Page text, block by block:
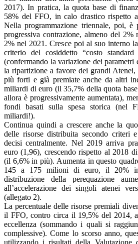
2017). In pratica, la quota base di
58% del FFO, in calo drastico rispetto
Nella programmazione triennale, poi, è
progressiva contrazione, almeno del
2% nel 2021. Cresce poi al suo interno
criterio del cosiddetto “costo
(confermando la variazione dei parametri
la ripartizione a favore dei grandi
più forti e già premiate anche da altri
miliardi di euro (il 35,7% della quota
allora è progressivamente aumentata),
fondi basati sulla spesa storica (nel
miliardi!).
Continua quindi a crescere anche la
delle risorse distribuita secondo criteri
decisi centralmente. Nel 2019 arriva
euro (1,96), crescendo rispetto al 2018
(il 6,6% in più). Aumenta in questo
145 a 175 milioni di euro, il 20%
distribuzione della perequazione
all’accelerazione dei singoli atenei
(allegato 2).
La percentuale delle risorse premiali
il FFO, contro circa il 19,5% del 2014,
eccellenza (sommando i quali si
complessive). Come lo scorso anno,